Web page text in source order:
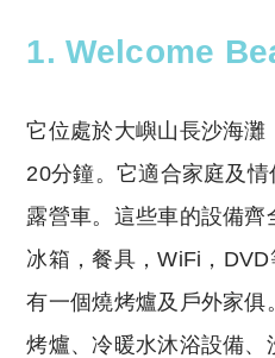
1. Welcome
它位處於大嶼山長沙海
20分鐘。它適合家庭及
露營車。這些車的設備齊
冰箱，餐具，WiFi，
有一個燒烤爐及戶外家
烤爐、冷暖水沐浴設備